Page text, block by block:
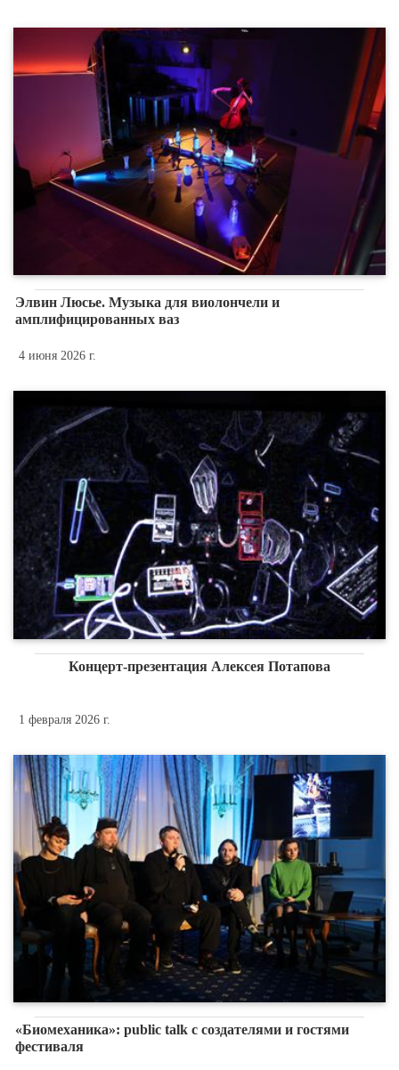
Элвин Люсье. Музыка для виолончели и
амплифицированных ваз
4 июня 2026 г.
Концерт-презентация Алексея Потапова
1 февраля 2026 г.
«Биомеханика»: public talk с создателями и гостями
фестиваля